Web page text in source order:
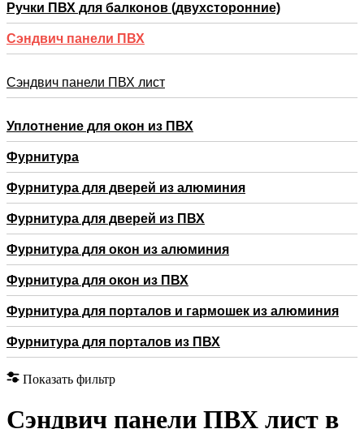
Ручки ПВХ для балконов (двухсторонние)
Сэндвич панели ПВХ
Сэндвич панели ПВХ лист
Уплотнение для окон из ПВХ
Фурнитура
Фурнитура для дверей из алюминия
Фурнитура для дверей из ПВХ
Фурнитура для окон из алюминия
Фурнитура для окон из ПВХ
Фурнитура для порталов и гармошек из алюминия
Фурнитура для порталов из ПВХ
Показать фильтр
Сэндвич панели ПВХ лист в